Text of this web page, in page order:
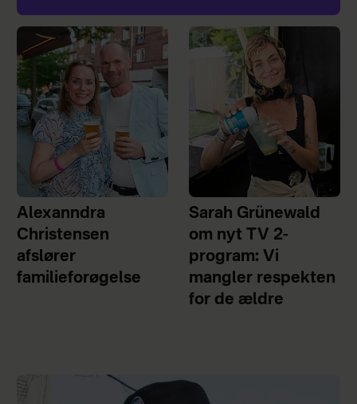
Alexanndra
Christensen
afslører
familieforøgelse
Sarah Grünewald
om nyt TV 2-
program: Vi
mangler respekten
for de ældre